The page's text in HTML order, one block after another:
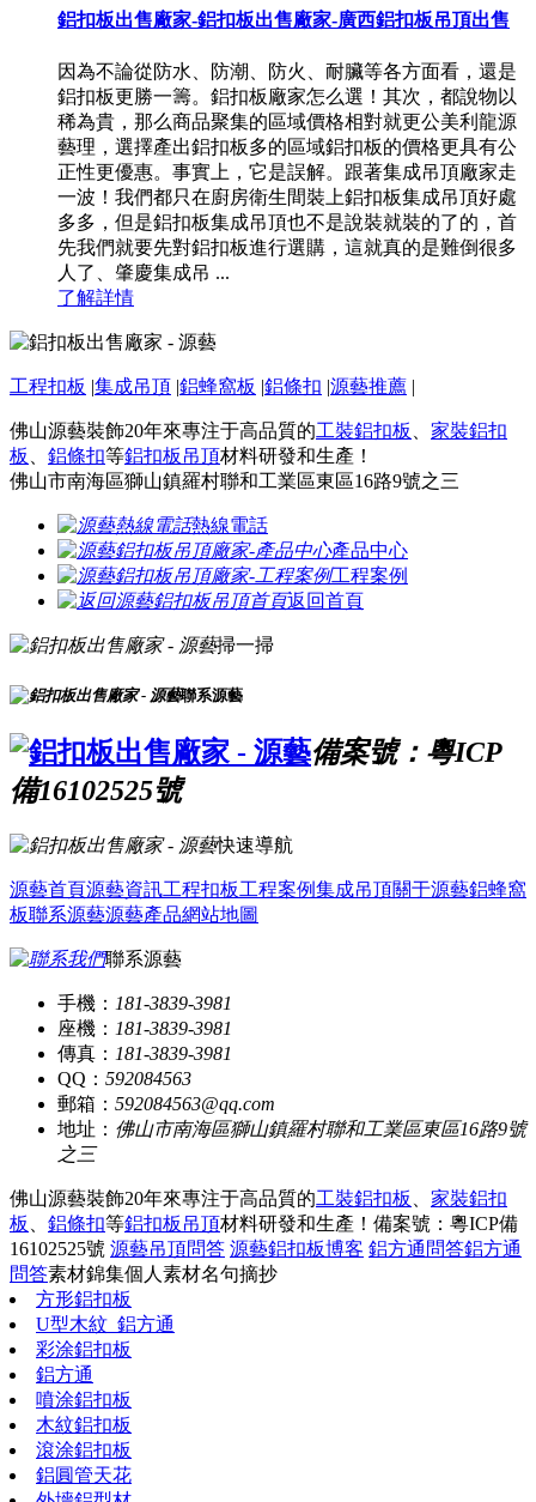
鋁扣板出售廠家-鋁扣板出售廠家-廣西鋁扣板吊頂出售
因為不論從防水、防潮、防火、耐臟等各方面看，還是
鋁扣板更勝一籌。鋁扣板廠家怎么選！其次，都說物以
稀為貴，那么商品聚集的區域價格相對就更公美利龍源
藝理，選擇產出鋁扣板多的區域鋁扣板的價格更具有公
正性更優惠。事實上，它是誤解。跟著集成吊頂廠家走
一波！我們都只在廚房衛生間裝上鋁扣板集成吊頂好處
多多，但是鋁扣板集成吊頂也不是說裝就裝的了的，首
先我們就要先對鋁扣板進行選購，這就真的是難倒很多
人了、肇慶集成吊 ...
了解詳情
工程扣板 |集成吊頂 |鋁蜂窩板 |鋁條扣 |源藝推薦 |
佛山源藝裝飾20年來專注于高品質的工裝鋁扣板
家裝鋁扣
板
鋁條扣等鋁扣板吊頂材料研發和生產！
佛山市南海區獅山鎮羅村聯和工業區東區16路9號之三
熱線電話
產品中心
工程案例
返回首頁
掃一掃
聯系源藝
備案號：粵ICP
備16102525號
快速導航
源藝首頁源藝資訊工程扣板工程案例集成吊頂關于源藝鋁蜂窩
板聯系源藝源藝產品網站地圖
聯系源藝
手機： 181-3839-3981
座機： 181-3839-3981
傳真： 181-3839-3981
QQ： 592084563
郵箱： 592084563@qq.com
地址： 佛山市南海區獅山鎮羅村聯和工業區東區16路9號
之三
佛山源藝裝飾20年來專注于高品質的工裝鋁扣板
家裝鋁扣
板
鋁條扣等鋁扣板吊頂材料研發和生產！ 備案號：粵ICP備
16102525號 源藝吊頂問答 源藝鋁扣板博客 鋁方通問答鋁方通
問答素材錦集個人素材名句摘抄
方形鋁扣板
U型木紋_鋁方通
彩涂鋁扣板
鋁方通
噴涂鋁扣板
木紋鋁扣板
滾涂鋁扣板
鋁圓管天花